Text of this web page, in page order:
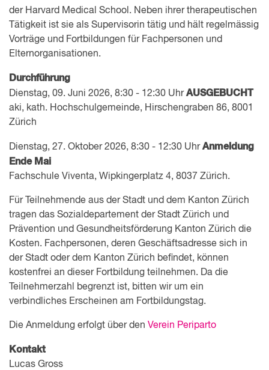
der Harvard Medical School. Neben ihrer therapeutischen
Tätigkeit ist sie als Supervisorin tätig und hält regelmässig
Vorträge und Fortbildungen für Fachpersonen und
Elternorganisationen.
Durchführung
Dienstag, 09. Juni 2026, 8:30 - 12:30 UhrAUSGEBUCHT
aki, kath. Hochschulgemeinde, Hirschengraben 86, 8001
Zürich
Dienstag, 27. Oktober 2026, 8:30 - 12:30 UhrAnmeldung
Ende Mai
Fachschule Viventa, Wipkingerplatz 4, 8037 Zürich.
Für Teilnehmende aus der Stadt und dem Kanton Zürich
tragen das Sozialdepartement der Stadt Zürich und
Prävention und Gesundheitsförderung Kanton Zürich die
Kosten. Fachpersonen, deren Geschäftsadresse sich in
der Stadt oder dem Kanton Zürich befindet, können
kostenfrei an dieser Fortbildung teilnehmen. Da die
Teilnehmerzahl begrenzt ist, bitten wir um ein
verbindliches Erscheinen am Fortbildungstag.
Die Anmeldung erfolgt über den Verein Periparto
Kontakt
Lucas Gross